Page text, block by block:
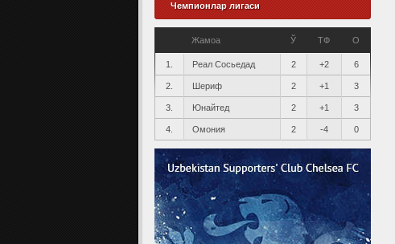
Чемпионлар лигаси
Жамоа Ў ТФ О
1. Реал Сосьедад 2 +2 6
2. Шериф 2 +1 3
3. Юнайтед 2 +1 3
4. Омония 2 -4 0